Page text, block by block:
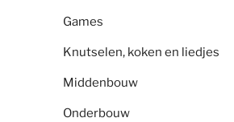
Games
Knutselen, koken en liedjes
Middenbouw
Onderbouw